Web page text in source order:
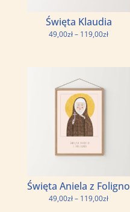
Święta Klaudia
49,00zł– 119,00złZakres
Święta Aniela z Foligno
49,00zł– 119,00złZakres